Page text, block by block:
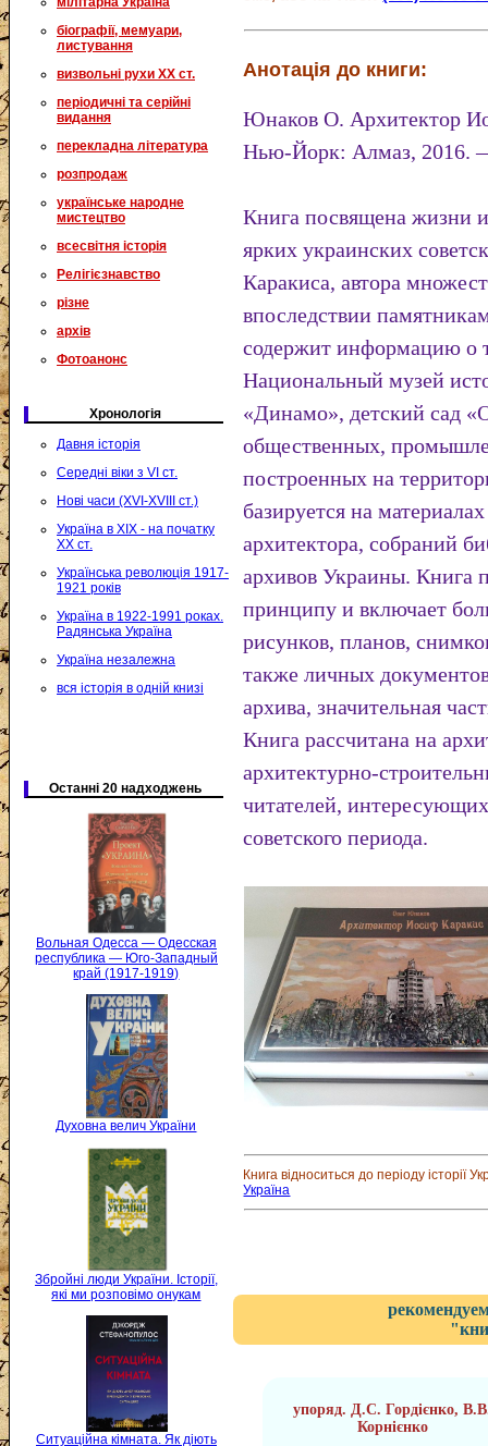
біографії, мемуари,
листування
визвольні рухи XX ст.
періодичні та серійні
видання
перекладна література
розпродаж
українське народне
мистецтво
всесвітня історія
Релігієзнавство
різне
архів
Фотоанонс
Хронологія
Давня історія
Середні віки з VI ст.
Нові часи (XVI-XVIII ст.)
Україна в XIX - на початку
XX ст.
Українська революція 1917-
1921 років
Україна в 1922-1991 роках.
Радянська Україна
Україна незалежна
вся історія в одній книзі
Останні 20 надходжень
Вольная Одесса — Одесская
республика — Юго-Западный
край (1917-1919)
Духовна велич України
Збройні люди України. Історії,
які ми розповімо онукам
Ситуаційна кімната. Як діють
Анотація до книги:
Юнаков О. Архитектор
Нью-Йорк: Алмаз, 2016.
Книга посвящена жизни
ярких украинских
Каракиса, автора
впоследствии
содержит информацию о
Национальный музей
«Динамо», детский сад
общественных,
построенных на
базируется на
архитектора, собраний
архивов Украины. Книга
принципу и включает
рисунков, планов,
также личных
архива, значительная
Книга рассчитана на
архитектурно-
читателей,
советского периода.
Книга відноситься до періоду історії
Україна
упоряд. Д.С. Гордієнко,
Корнієнко